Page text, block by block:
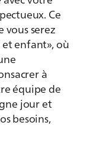
Ce
vous serez
enfant», où
à
équipe de
jour et
besoins,